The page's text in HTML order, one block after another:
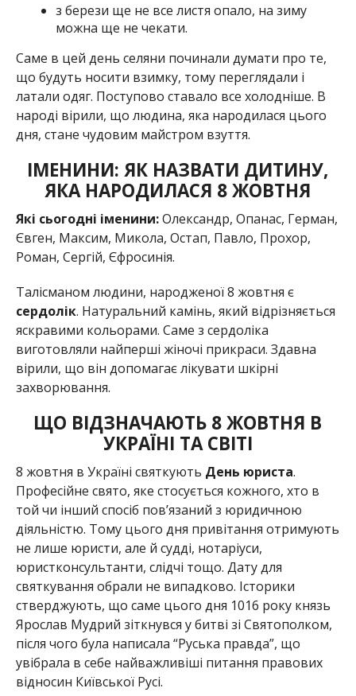
з берези ще не все листя опало, на зиму
можна ще не чекати.
Саме в цей день селяни починали думати про те,
що будуть носити взимку, тому переглядали і
латали одяг. Поступово ставало все холодніше. В
народі вірили, що людина, яка народилася цього
дня, стане чудовим майстром взуття.
ІМЕНИНИ: ЯК НАЗВАТИ ДИТИНУ,
ЯКА НАРОДИЛАСЯ 8 ЖОВТНЯ
Які сьогодні іменини:Олександр, Опанас, Герман,
Євген, Максим, Микола, Остап, Павло, Прохор,
Роман, Сергій, Єфросинія.
Талісманом людини, народженої 8 жовтня є
сердолік. Натуральний камінь, який відрізняється
яскравими кольорами. Саме з сердоліка
виготовляли найперші жіночі прикраси. Здавна
вірили, що він допомагає лікувати шкірні
захворювання.
ЩО ВІДЗНАЧАЮТЬ 8 ЖОВТНЯ В
УКРАЇНІ ТА СВІТІ
8 жовтня в Україні святкують День юриста.
Професійне свято, яке стосується кожного, хто в
той чи інший спосіб пов’язаний з юридичною
діяльністю. Тому цього дня привітання отримують
не лише юристи, але й судді, нотаріуси,
юристконсультанти, слідчі тощо. Дату для
святкування обрали не випадково. Історики
стверджують, що саме цього дня 1016 року князь
Ярослав Мудрий зіткнувся у битві зі Святополком,
після чого була написала “Руська правда”, що
увібрала в себе найважливіші питання правових
відносин Київської Русі.